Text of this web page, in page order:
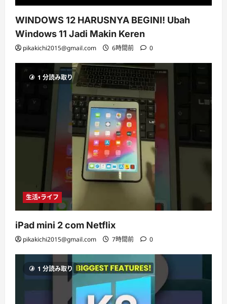
WINDOWS 12 HARUSNYA BEGINI! Ubah
Windows 11 Jadi Makin Keren
pikakichi2015@gmail.com 6時間前 0
1 分読み取り
生活・ライフ
iPad mini 2 com Netflix
pikakichi2015@gmail.com 7時間前 0
1 分読み取り